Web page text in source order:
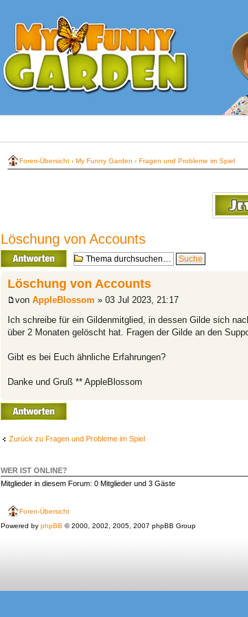
Foren-Übersicht ‹ My Funny Garden ‹ Fragen und Probleme im Spiel
Löschung von Accounts
Antwort erstellen
Löschung von Accounts
von AppleBlossom » 03 Jul 2023, 21:17
Ich schreibe für ein Gildenmitglied, in dessen Gilde sich
über 2 Monaten gelöscht hat. Fragen der Gilde an den
Gibt es bei Euch ähnliche Erfahrungen?
Danke und Gruß ** AppleBlossom
Antwort erstellen
Zurück zu Fragen und Probleme im Spiel
WER IST ONLINE?
Mitglieder in diesem Forum: 0 Mitglieder und 3 Gäste
Foren-Übersicht
Powered by phpBB © 2000, 2002, 2005, 2007 phpBB Group